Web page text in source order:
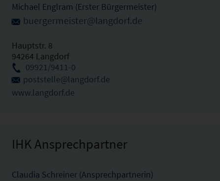
Michael Englram (Erster Bürgermeister)
buergermeister@langdorf.de
Hauptstr. 8
94264 Langdorf
09921/9411-0
poststelle@langdorf.de
www.langdorf.de
IHK Ansprechpartner
Claudia Schreiner (Ansprechpartnerin)